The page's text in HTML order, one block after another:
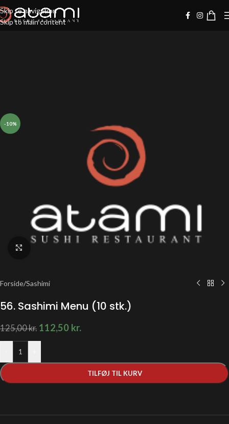
Skip to navigation
Skip to main content
-10%
Forside/Sashimi
56. Sashimi Menu (10 stk.)
125,00kr. 112,50 kr.
TILFØJ TIL KURV